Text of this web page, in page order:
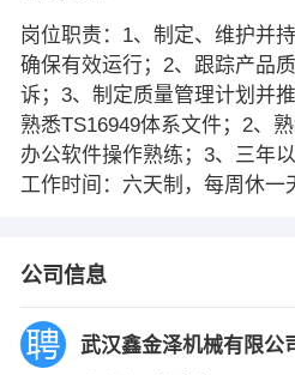
岗位职责：1、制定、维护并
确保有效运行；2、跟踪产品
诉；3、制定质量管理计划并
熟悉TS16949体系文件；2、
办公软件操作熟练；3、三年
工作时间：六天制，每周休一
公司信息
武汉鑫金泽机械有限公